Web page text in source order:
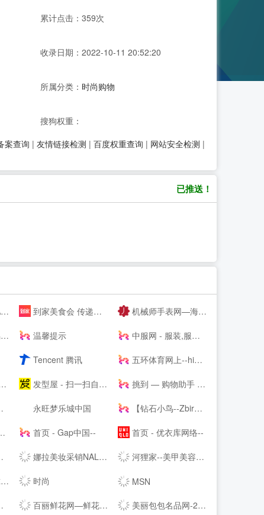
累计点击：359次
收录日期：2022-10-11 20:52:20
所属分类： 时尚购物
搜狗权重：
案查询 | 友情链接检测 | 百度权重查询 | 网站安全检测 |
已推送！
到家美食会 传递好滋味 机械师手表网—海外自营仓储直邮手表，名表百年品牌文化
温馨提示 中服网 - 服装,服饰,服装品牌,服装招商,服装代理加盟,女装,男装,童装,休闲装,服装媒体,服装设计,服装资讯
Tencent 腾讯 五环体育网上--hiwuhuan.com-运动鞋服1-8折起，户外品牌低至1折，专柜正品，耐克，阿迪达斯，匡威，户外鞋，篮球鞋，足球鞋，慢跑鞋，实体店供货
发型屋 - 扫一扫自己脸型配发型设计软件 挑到 — 购物助手 超值商品每日海量快报
永旺梦乐城中国 【钻石小鸟--Zbird】-网购珠宝专业品牌
首页 - Gap中国-- 首页 - 优衣库网络--
娜拉美妆采销NALA - 为全球美妆商家提供采销服务的平台 河狸家--美甲美容美发美妆，上门服务
时尚
MSN
百丽鲜花网—鲜花速递领先品牌,网上花店提供网上订花、送花服务 美丽包包名品网-2017新款香奈儿包包|gucci包|lv包|dior包包